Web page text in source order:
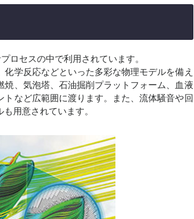
ロセスの中で利用されています。
学反応などといった多彩な物理モデルを備え
、気泡塔、石油掘削プラットフォーム、血液
など広範囲に渡ります。また、流体騒音や回
用意されています。